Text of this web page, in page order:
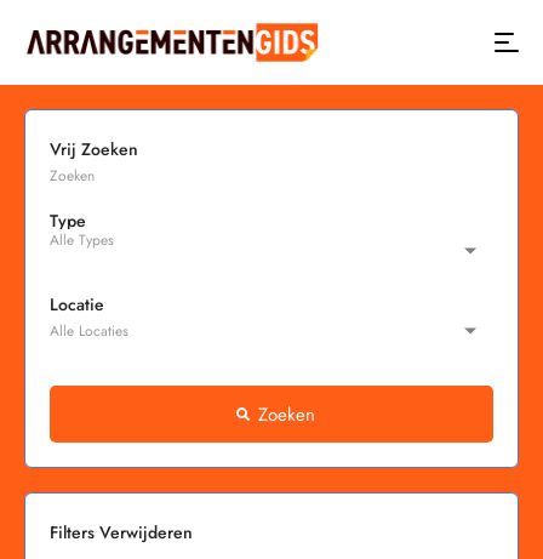
Vrij Zoeken
Type
Locatie
Zoeken
Filters Verwijderen